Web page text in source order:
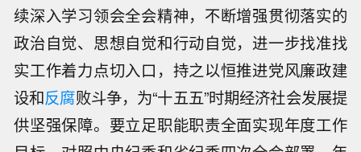
续深入学习领会全会精神，不断增强贯彻落实的
政治自觉、思想自觉和行动自觉，进一步找准找
实工作着力点切入口，持之以恒推进党风廉政建
设和反腐败斗争，为“十五五”时期经济社会发展提
供坚强保障。要立足职能职责全面实现年度工作